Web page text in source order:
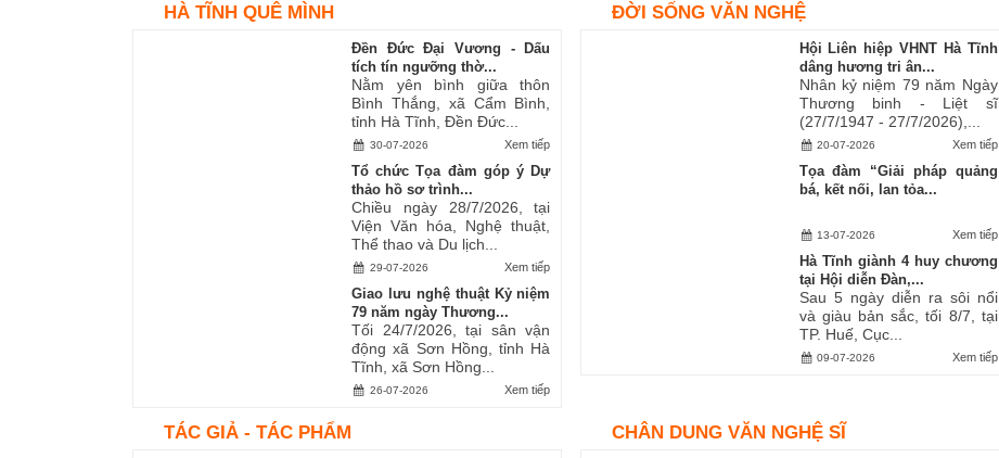
HÀ TĨNH QUÊ MÌNH
Đền Đức Đại Vương - Dấu
tích tín ngưỡng thờ...
Nằm yên bình giữa thôn
Bình Thắng, xã Cẩm Bình,
tỉnh Hà Tĩnh, Đền Đức...
Xem tiếp
30-07-2026
Tổ chức Tọa đàm góp ý Dự
thảo hồ sơ trình...
Chiều ngày 28/7/2026, tại
Viện Văn hóa, Nghệ thuật,
Thể thao và Du lịch...
Xem tiếp
29-07-2026
Giao lưu nghệ thuật Kỷ niệm
79 năm ngày Thương...
Tối 24/7/2026, tại sân vận
động xã Sơn Hồng, tỉnh Hà
Tĩnh, xã Sơn Hồng...
Xem tiếp
26-07-2026
ĐỜI SỐNG VĂN NGHỆ
Hội Liên hiệp VHNT Hà Tĩnh
dâng hương tri ân...
Nhân kỷ niệm 79 năm Ngày
Thương binh - Liệt sĩ
(27/7/1947 - 27/7/2026),...
Xem tiếp
20-07-2026
Tọa đàm “Giải pháp quảng
bá, kết nối, lan tỏa...
Xem tiếp
13-07-2026
Hà Tĩnh giành 4 huy chương
tại Hội diễn Đàn,...
Sau 5 ngày diễn ra sôi nổi
và giàu bản sắc, tối 8/7, tại
TP. Huế, Cục...
Xem tiếp
09-07-2026
TÁC GIẢ - TÁC PHẨM CHÂN DUNG VĂN NGHỆ SĨ